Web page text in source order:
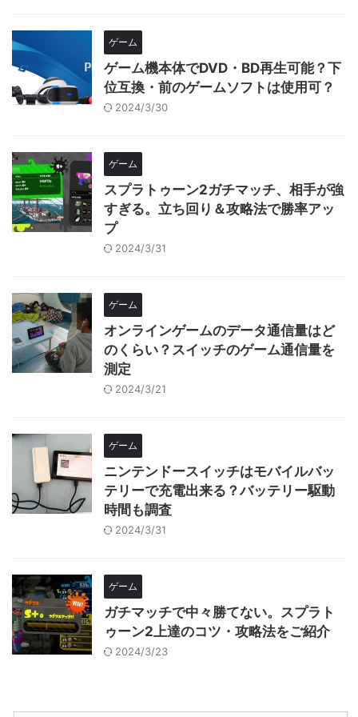
ゲーム
ゲーム機本体でDVD・BD再生可能？下
位互換・前のゲームソフトは使用可？
2024/3/30
ゲーム
スプラトゥーン2ガチマッチ、相手が強
すぎる。立ち回り＆攻略法で勝率アッ
プ
2024/3/31
ゲーム
オンラインゲームのデータ通信量はど
のくらい？スイッチのゲーム通信量を
測定
2024/3/21
ゲーム
ニンテンドースイッチはモバイルバッ
テリーで充電出来る？バッテリー駆動
時間も調査
2024/3/31
ゲーム
ガチマッチで中々勝てない。スプラト
ゥーン2上達のコツ・攻略法をご紹介
2024/3/23